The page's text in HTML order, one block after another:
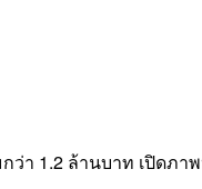
ว่า 1.2 ล้านบาท เปิดภา